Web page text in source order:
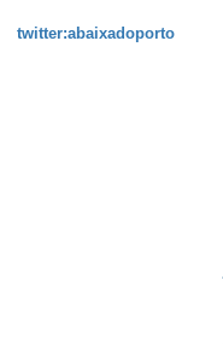
twitter:abaixadoporto